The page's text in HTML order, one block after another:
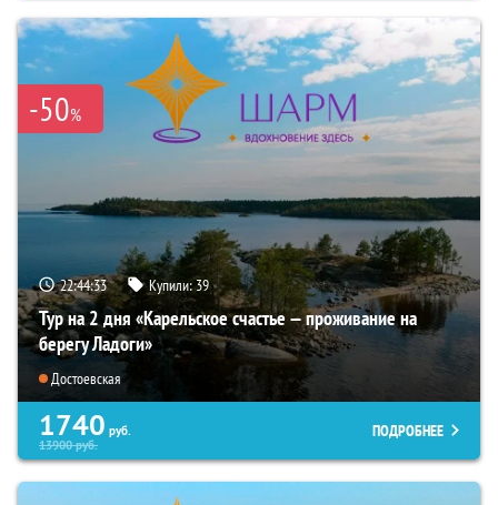
-50%
22:44:31 Купили:39
Тур на 2 дня «Карельское счастье — проживание на
берегу Ладоги»
Достоевская
1740 руб.
13900руб.
ПОДРОБНЕЕ